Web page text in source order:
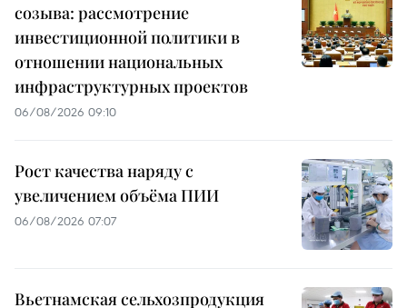
созыва: рассмотрение
инвестиционной политики в
отношении национальных
инфраструктурных проектов
06/08/2026 09:10
Рост качества наряду с
увеличением объёма ПИИ
06/08/2026 07:07
Вьетнамская сельхозпродукция